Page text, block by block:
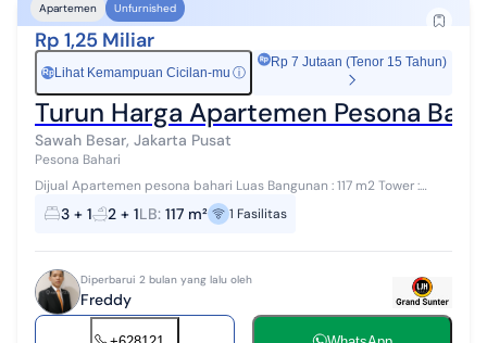
Apartemen Unfurnished
Rp 1,25 Miliar
Rp Lihat Kemampuan Cicilan-mu ⓘ
Rp 7 Jutaan (Tenor 15 Tahun)
Turun Harga Apartemen Pesona
Sawah Besar, Jakarta Pusat
Pesona Bahari
Dijual Apartemen pesona bahari Luas Bangunan : 117 m2 Tower :
Ruby Lantai : 15 Kamar Tidur : 3 + 1 Kamar mandi : 2 + 1 UnFurnished
Listrik : 5.50...
3 + 1 2 + 1LB: 117 m² 1 Fasilitas
Diperbarui 2 bulan yang lalu oleh
Freddy